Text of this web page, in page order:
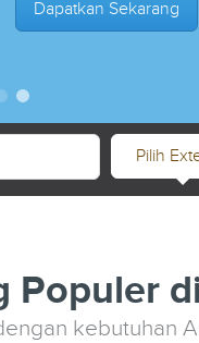
Dapatkan Sekarang
5
Pilih
Populer
kebutuhan